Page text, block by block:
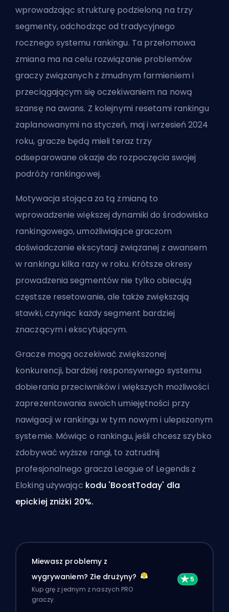
wprowadzając strukturę podzieloną na trzy
segmenty, odchodząc od tradycyjnego
rocznego systemu rankingu. Ta przełomowa
zmiana ma na celu rozwiązanie problemów
graczy związanych z żmudnym farmieniem i
przeciągającym się oczekiwaniem na nową
szansę na awans. Z kolejnymi resetami rankingu
zaplanowanymi na styczeń, maj i wrzesień 2024
roku, gracze będą mieli teraz trzy
odseparowane okazje do rozpoczęcia swojej
podróży rankingowej.
Motywacja stojąca za tą zmianą to
wprowadzenie większej dynamiki do środowiska
rankingowego, umożliwiające graczom
doświadczanie ekscytacji związanej z awansem
w rankingu kilka razy w roku. Krótsze okresy
prowadzenia segmentów nie tylko obiecują
częstsze resetowanie, ale także zwiększają
stawki, czyniąc każdy segment bardziej
znaczącym i ekscytującym.
Gracze mogą oczekiwać zwiększonej
konkurencji, bardziej responsywnego systemu
dobierania przeciwników i większych możliwości
zaprezentowania swoich umiejętności przy
nawigacji w rankingu w tym nowym i ulepszonym
systemie. Mówiąc o rankingu, jeśli chcesz szybko
zdobywać wyższe rangi, to zatrudnij
profesjonalnego gracza League of Legends z
Eloking używając kodu 'BoostToday' dla
epickiej zniżki 20%.
Miewasz problemy z
wygrywaniem? Złe drużyny?
Kup grę z jednym z naszych PRO
graczy.